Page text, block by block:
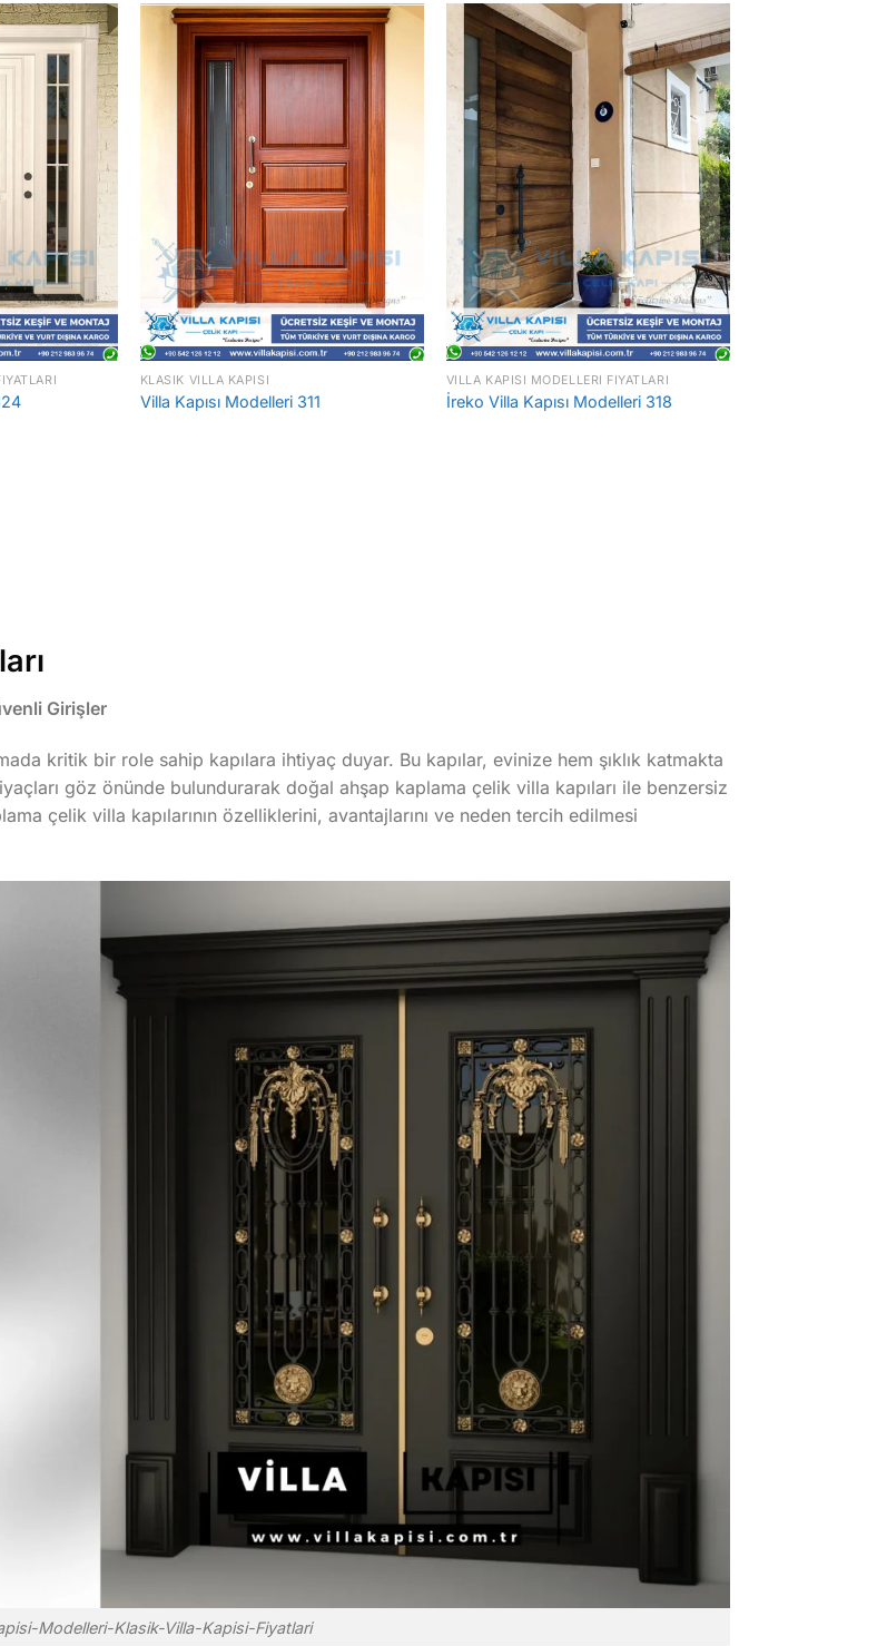
KLASIK VILLA KAPISI
Villa Kapısı Modelleri 311
VILLA KAPISI MODELLERI FIYATLARI
İreko Villa Kapısı Modelleri 318
Girişler
kritik bir role sahip kapılara ihtiyaç duyar. Bu kapılar, evinize hem şıklık katmakta
göz önünde bulundurarak doğal ahşap kaplama çelik villa kapıları ile benzersiz
çelik villa kapılarının özelliklerini, avantajlarını ve neden tercih edilmesi
Modelleri-Klasik-Villa-Kapisi-Fiyatlari